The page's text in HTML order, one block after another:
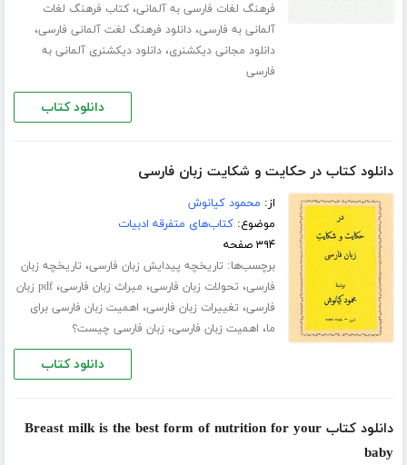
فرهنگ لغات فارسی به آلمانی،کتاب فرهنگ لغات
آلمانی به فارسی،دانلود فرهنگ لغت آلمانی فارسی،
دانلود مجانی دیکشنری،دانلود دیکشنری آلمانی به
فارسی
دانلود کتاب
دانلود کتاب در حکایت و شکایت زبان فارسی
از: محمود کیانوش
موضوع:کتاب‌های متفرقه ادبیات
۳۹۴ صفحه
برچسب‌ها: تاریخچه پیدایش زبان فارسی، تاریخچه زبان
فارسی، تحولات زبان فارسی، میراث زبان فارسی،
pdf زبان
فارسی، تغییرات زبان فارسی، اهمیت زبان فارسی برای
ما، اهمیت زبان فارسی، زبان فارسی چیست؟
دانلود کتاب
دانلود کتاب Breast milk is the best form of nutrition for your
baby